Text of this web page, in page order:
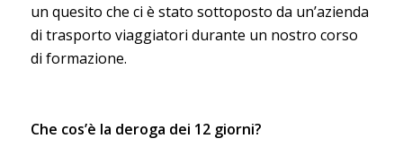
un quesito che ci è stato sottoposto da un’azienda
di trasporto viaggiatori durante un nostro corso
di formazione.
Che cos’è la deroga dei 12 giorni?